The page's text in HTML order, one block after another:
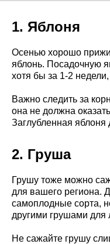
1. Яблоня
Осенью хорошо
яблонь. Посадочную
хотя бы за 1-2
Важно следить за
она не должна
Заглубленная яблоня
2. Груша
Грушу тоже можно
для вашего региона.
самоплодные сорта,
другими грушами для
Не сажайте грушу